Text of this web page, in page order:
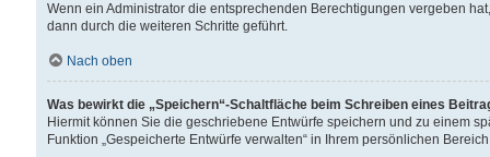
Wenn ein Administrator die entsprechenden Berechtigungen vergeben
dann durch die weiteren Schritte geführt.
Nach oben
Was bewirkt die „Speichern“-Schaltfläche beim Schreiben eines
Hiermit können Sie die geschriebene Entwürfe speichern und zu einem
Funktion „Gespeicherte Entwürfe verwalten“ in Ihrem persönlichen